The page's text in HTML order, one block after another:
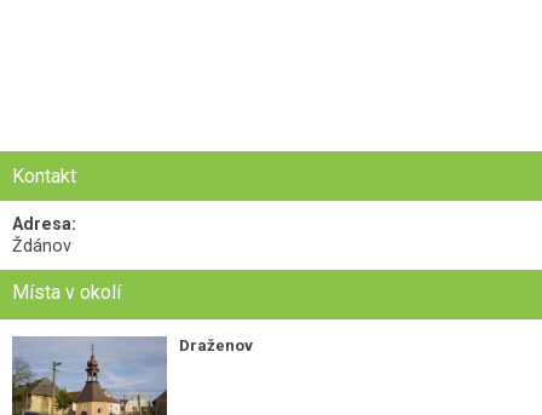
Kontakt
Adresa:
Ždánov
Místa v okolí
Draženov